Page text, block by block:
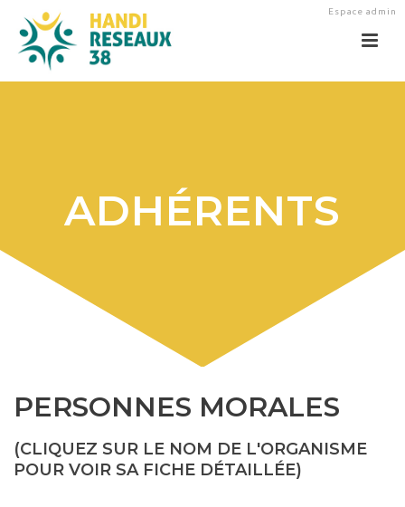
Espace admin
ADHÉRENTS
PERSONNES MORALES
(CLIQUEZ SUR LE NOM DE L'ORGANISME
POUR VOIR SA FICHE DÉTAILLÉE)